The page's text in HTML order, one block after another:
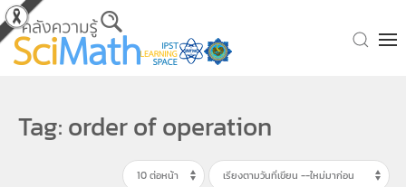
Skip to main content
Tag: order of operation